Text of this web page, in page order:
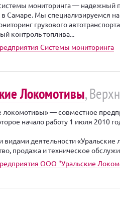
мониторинга — надежный
в Самаре. Мы специализируемся
грузового
контроль топлива...
Системы мониторинга
Локомотивы,
локомотивы» — совместное
начало работу 1 июля 2010
деятельности «Уральские
продажа и техническое
ООО "Уральские